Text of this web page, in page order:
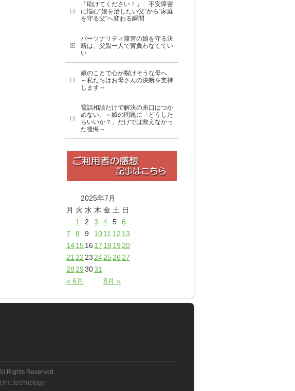
「助けてください！」 不安障害
に悩む“娘を治したい父”から“家庭
を守る父”へ変わる瞬間
パーソナリティ障害の娘を守る決
断は、父親一人で背負わなくてい
い
娘のことで心が裂けそうな母へ
～私たちはお母さんの決断を支持
します～
電話相談だけで解決の糸口はつか
めない。～娘の問題に「どうした
らいいか？」だけでは救えなかっ
た後悔～
2025年7月
月 火 水 木 金 土 日
« 6月 8月 »
1 2 3 4 5
6
7
8 9 1011 12 13
141516 17 18 19 20
21 22 23 242526 27
28 293031
Rights Reserved.
technology.